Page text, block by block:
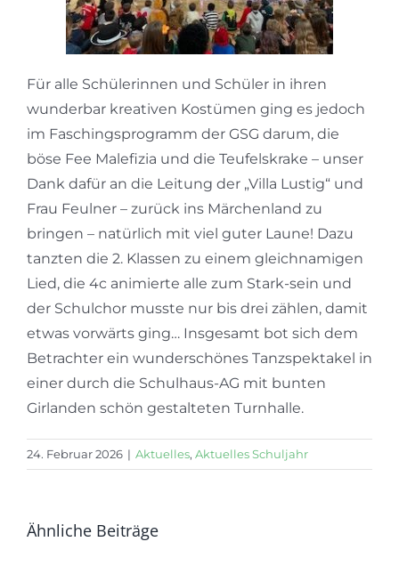
Für alle Schülerinnen und Schüler in ihren
wunderbar kreativen Kostümen ging es jedoch
im Faschingsprogramm der GSG darum, die
böse Fee Malefizia und die Teufelskrake – unser
Dank dafür an die Leitung der „Villa Lustig“ und
Frau Feulner – zurück ins Märchenland zu
bringen – natürlich mit viel guter Laune! Dazu
tanzten die 2. Klassen zu einem gleichnamigen
Lied, die 4c animierte alle zum Stark-sein und
der Schulchor musste nur bis drei zählen, damit
etwas vorwärts ging… Insgesamt bot sich dem
Betrachter ein wunderschönes Tanzspektakel in
einer durch die Schulhaus-AG mit bunten
Girlanden schön gestalteten Turnhalle.
24. Februar 2026 | Aktuelles, Aktuelles Schuljahr
Ähnliche Beiträge